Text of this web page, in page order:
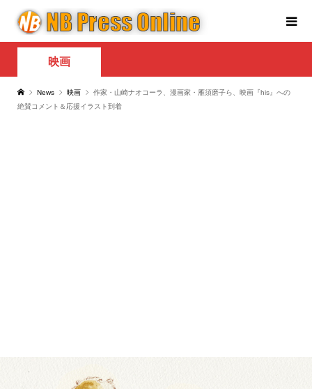
映画
News 映画
作家・山崎ナオコーラ、漫画家・雁須磨子ら、映画『his』への
絶賛コメント＆応援イラスト到着